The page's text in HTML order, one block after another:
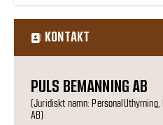
KONTAKT
PULS BEMANNING AB
(Juridiskt namn:
AB)